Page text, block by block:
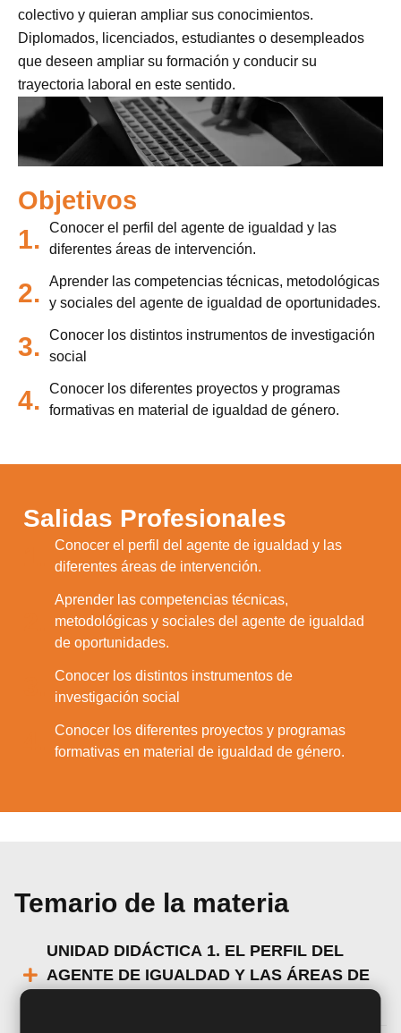
colectivo y quieran ampliar sus conocimientos.
Diplomados, licenciados, estudiantes o desempleados
que deseen ampliar su formación y conducir su
trayectoria laboral en este sentido.
Objetivos
1.
Conocer el perfil del agente de igualdad y las
diferentes áreas de intervención.
2.
Aprender las competencias técnicas, metodológicas
y sociales del agente de igualdad de oportunidades.
3.
Conocer los distintos instrumentos de investigación
social
4.
Conocer los diferentes proyectos y programas
formativas en material de igualdad de género.
Salidas Profesionales
Conocer el perfil del agente de igualdad y las
diferentes áreas de intervención.
Aprender las competencias técnicas,
metodológicas y sociales del agente de igualdad
de oportunidades.
Conocer los distintos instrumentos de
investigación social
Conocer los diferentes proyectos y programas
formativas en material de igualdad de género.
Temario de la materia
UNIDAD DIDÁCTICA 1. EL PERFIL DEL
AGENTE DE IGUALDAD Y LAS ÁREAS DE